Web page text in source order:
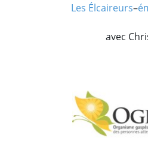
Les Élcaireurs–
avec